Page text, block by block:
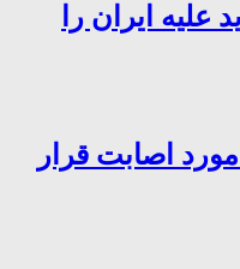
ایران را
اصابت قرار